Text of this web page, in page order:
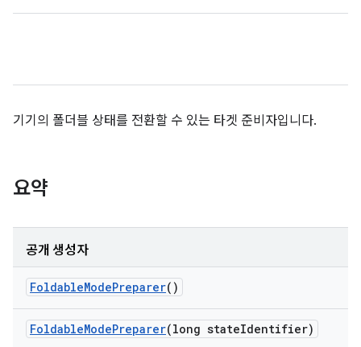
기기의 폴더블 상태를 전환할 수 있는 타겟 준비자입니다.
요약
공개 생성자
FoldableModePreparer()
FoldableModePreparer(long stateIdentifier)